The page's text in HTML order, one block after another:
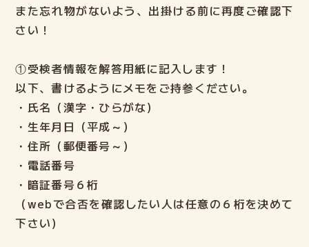
講師紹介
ELECTファミリーの声
よくある質問
ご入会までの流れ
ブログ
lock
また忘れ物がないよう、出掛ける前に再度ご確認下
さい！
①受検者情報を解答用紙に記入します！
以下、書けるようにメモをご持参ください。
・氏名（漢字・ひらがな）
・生年月日（平成～）
・住所（郵便番号～）
・電話番号
・暗証番号６桁
（webで合否を確認したい人は任意の６桁を決めて
下さい）